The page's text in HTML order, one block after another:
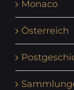
Monaco
Österreich